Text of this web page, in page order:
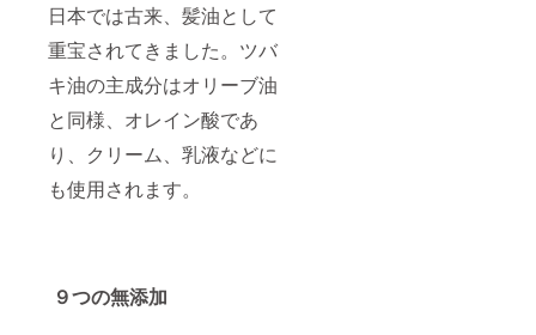
日本では古来、髪油として
重宝されてきました。ツバ
キ油の主成分はオリーブ油
と同様、オレイン酸であ
り、クリーム、乳液などに
も使用されます。
９つの無添加